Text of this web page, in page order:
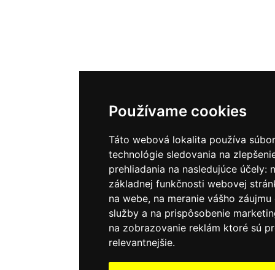
Používame cookies
Táto webová lokalita používa
technológie sledovania na
prehliadania na nasledujúce účely:
základnej funkčnosti webovej
na webe, na meranie vášho
služby a na prispôsobenie
na zobrazovanie reklám ktoré sú
relevantnejšie.